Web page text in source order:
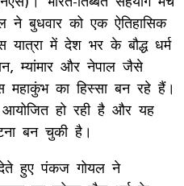
ने बुधवार को एक ऐतिहासिक
यात्रा में देश भर के बौद्ध धर्म
म्यांमार और नेपाल जैसे
महाकुंभ का हिस्सा बन रहे हैं।
हो रही है और यह
बन चुकी है।
हुए पंकज गोयल ने